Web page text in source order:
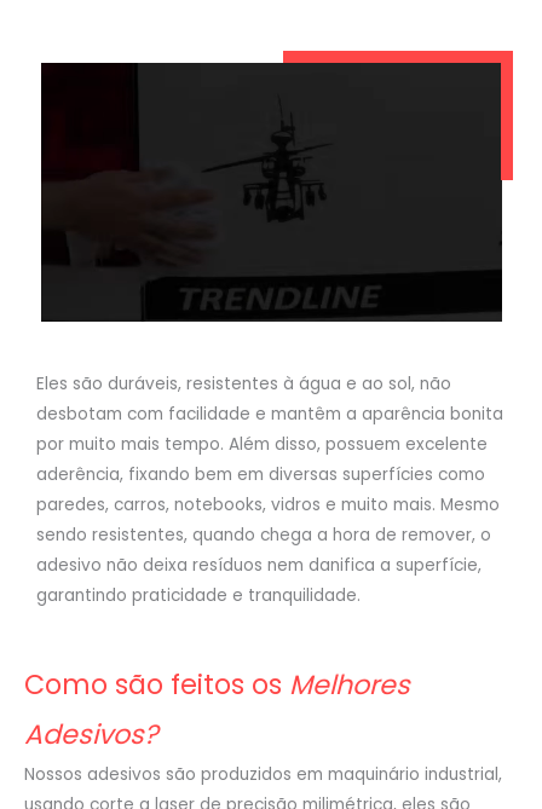
Eles são duráveis, resistentes à água e ao sol, não
desbotam com facilidade e mantêm a aparência bonita
por muito mais tempo. Além disso, possuem excelente
aderência, fixando bem em diversas superfícies como
paredes, carros, notebooks, vidros e muito mais. Mesmo
sendo resistentes, quando chega a hora de remover, o
adesivo não deixa resíduos nem danifica a superfície,
garantindo praticidade e tranquilidade.
Como são feitos os Melhores
Adesivos?
Nossos adesivos são produzidos em maquinário industrial,